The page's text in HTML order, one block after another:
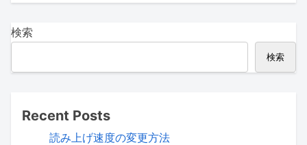
検索
検索
Recent Posts
読み上げ速度の変更方法